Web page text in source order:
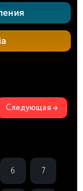
Следующая →
6 7